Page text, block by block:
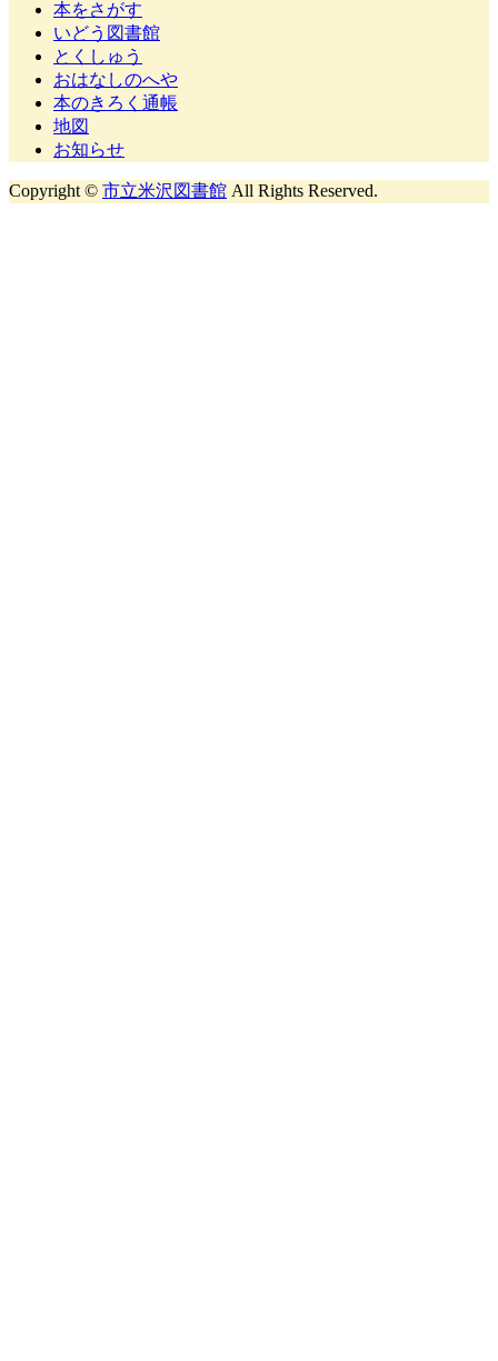
本をさがす
いどう図書館
とくしゅう
おはなしのへや
本のきろく通帳
地図
お知らせ
Copyright © 市立米沢図書館 All Rights Reserved.